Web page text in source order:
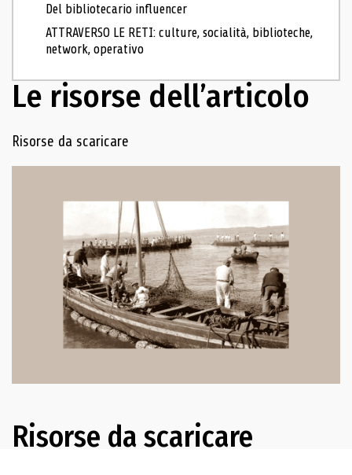
Del bibliotecario influencer
ATTRAVERSO LE RETI: culture, socialità, biblioteche,
network, operativo
Le risorse dell’articolo
Navigazione delle risorse
Risorse da scaricare
Risorse da scaricare